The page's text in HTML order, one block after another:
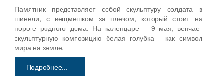
Памятник представляет собой скульптуру солдата в
шинели, с вещмешком за плечом, который стоит на
пороге родного дома. На календаре – 9 мая, венчает
скульптурную композицию белая голубка - как символ
мира на земле.
Подробнее...